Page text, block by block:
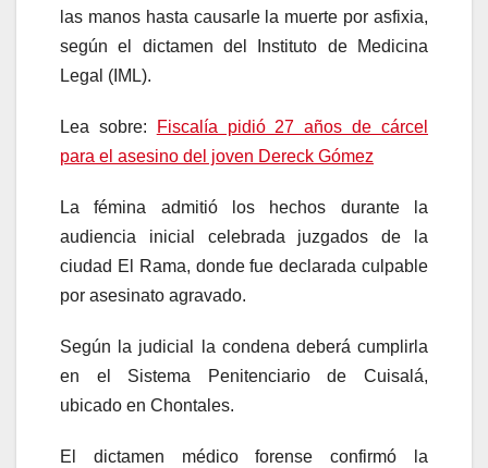
las manos hasta causarle la muerte por asfixia,
según el dictamen del Instituto de Medicina
Legal (IML).
Lea sobre:
Fiscalía pidió 27 años de cárcel
para el asesino del joven Dereck Gómez
La fémina admitió los hechos durante la
audiencia inicial celebrada juzgados de la
ciudad El Rama, donde fue declarada culpable
por asesinato agravado.
Según la judicial la condena deberá cumplirla
en el Sistema Penitenciario de Cuisalá,
ubicado en Chontales.
El dictamen médico forense confirmó la